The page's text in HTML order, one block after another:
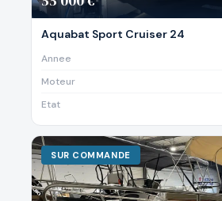
Aquabat Sport Cruiser 24
Annee
Moteur
Etat
SUR COMMANDE